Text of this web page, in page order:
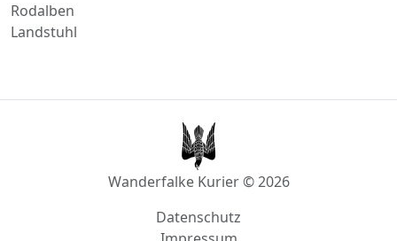
Wanderfalke Kurier © 2026
Datenschutz
AGB